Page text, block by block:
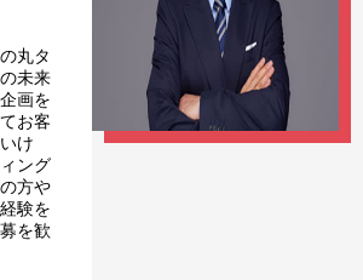
丸タ
未来
画を
お客
け
ング
方や
験を
を歓